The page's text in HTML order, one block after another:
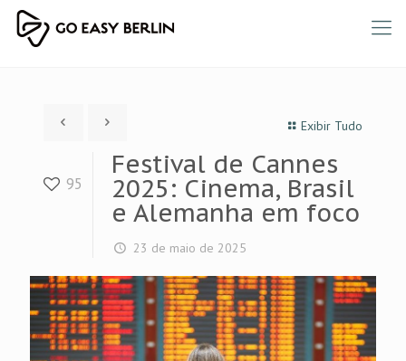
Exibir Tudo
95
Festival de Cannes
2025: Cinema, Brasil
e Alemanha em foco
23 de maio de 2025